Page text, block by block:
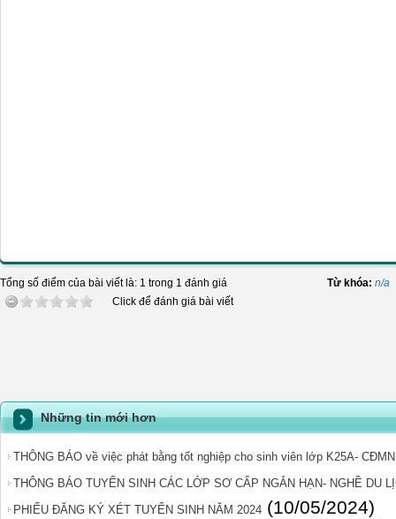
Tổng số điểm của bài viết là: 1 trong 1 đánh giá
Click để đánh giá bài viết
Từ khóa: n/a
Những tin mới hơn
THÔNG BÁO về việc phát bằng tốt nghiệp cho sinh viên lớp K25A-
THÔNG BÁO TUYỂN SINH CÁC LỚP SƠ CẤP NGẮN HẠN- NGHỀ DU
PHIẾU ĐĂNG KÝ XÉT TUYỂN SINH NĂM 2024 (10/05/2024)